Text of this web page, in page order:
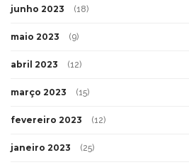
junho 2023 (18)
maio 2023 (9)
abril 2023 (12)
março 2023 (15)
fevereiro 2023 (12)
janeiro 2023 (25)